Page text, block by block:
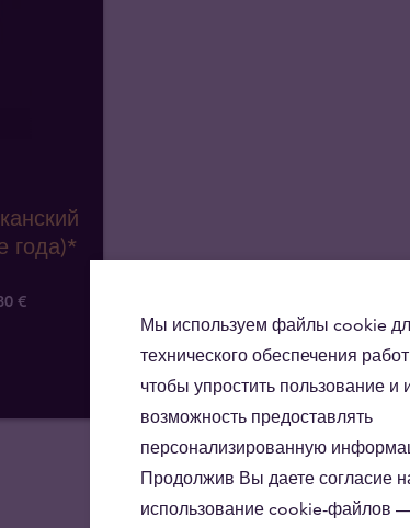
года)*
€
Мы используем файлы cookie
технического обеспечения
чтобы упростить пользование и
возможность предоставлять
персонализированную
Продолжив Вы даете согласие
использование cookie-файлов